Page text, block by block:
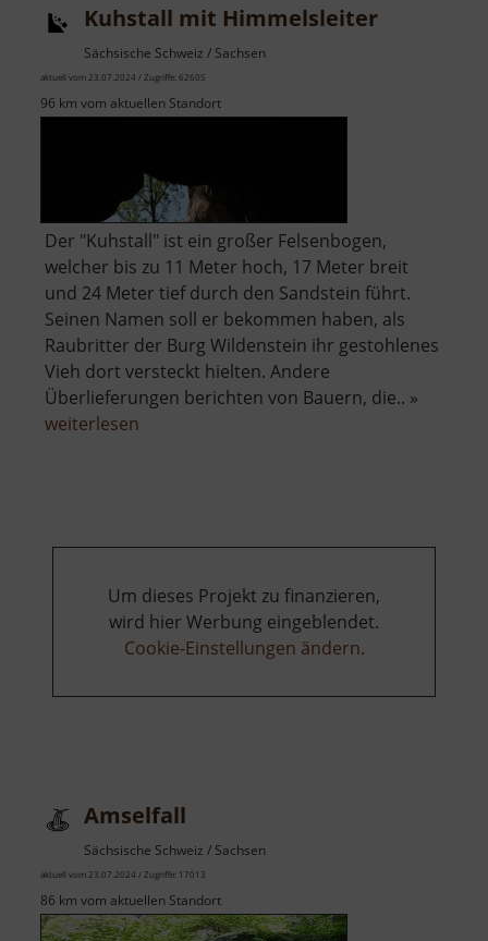
Kuhstall mit Himmelsleiter
Sächsische Schweiz / Sachsen
aktuell vom 23.07.2024 / Zugriffe: 62605
96 km vom aktuellen Standort
Der "Kuhstall" ist ein großer Felsenbogen,
welcher bis zu 11 Meter hoch, 17 Meter breit
und 24 Meter tief durch den Sandstein führt.
Seinen Namen soll er bekommen haben, als
Raubritter der Burg Wildenstein ihr gestohlenes
Vieh dort versteckt hielten. Andere
Überlieferungen berichten von Bauern, die.. »
weiterlesen
Um dieses Projekt zu finanzieren,
wird hier Werbung eingeblendet.
Cookie-Einstellungen ändern.
Amselfall
Sächsische Schweiz / Sachsen
aktuell vom 23.07.2024 / Zugriffe: 17013
86 km vom aktuellen Standort